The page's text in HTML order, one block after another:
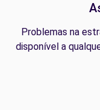
Problemas na
disponível a